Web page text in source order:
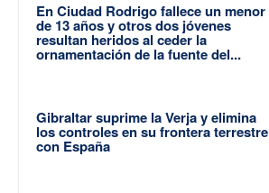
En Ciudad Rodrigo fallece un menor
de 13 años y otros dos jóvenes
resultan heridos al ceder la
ornamentación de la fuente del...
Gibraltar suprime la Verja y elimina
los controles en su frontera terrestre
con España